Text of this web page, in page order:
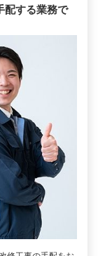
配する業務で